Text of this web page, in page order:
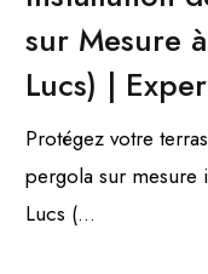
sur Mesure
Lucs) |
Protégez votre
pergola sur mesure
Lucs (...